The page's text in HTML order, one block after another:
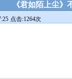
《君如陌上尘》
点击:1264次